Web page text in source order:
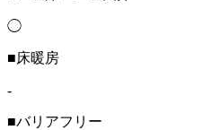
◯
■床暖房
-
■バリアフリー